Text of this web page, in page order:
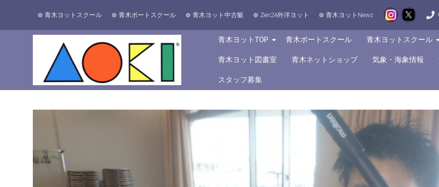
青木ヨットスクール 青木ボートスクール 青木ヨット中古艇 Zen24外洋ヨット 青木ヨットNews
青木ヨットTOP 青木ボートスクール 青木ヨットスクール
青木ヨット図書室 青木ネットショップ 気象・海象情報
スタッフ募集